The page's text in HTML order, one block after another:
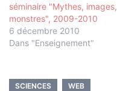
séminaire "Mythes, images,
monstres", 2009-2010
6 décembre 2010
Dans "Enseignement"
SCIENCES WEB